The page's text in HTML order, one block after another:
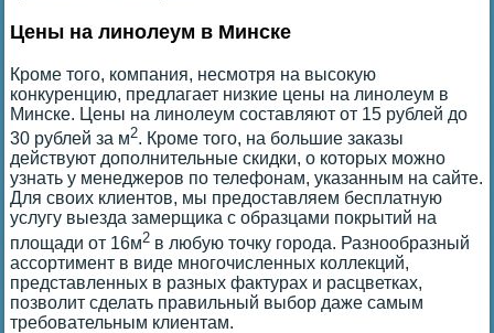
Цены на линолеум в Минске
Кроме того, компания, несмотря на высокую
конкуренцию, предлагает низкие цены на линолеум в
Минске. Цены на линолеум составляют от 15 рублей до
30 рублей за м2. Кроме того, на большие заказы
действуют дополнительные скидки, о которых можно
узнать у менеджеров по телефонам, указанным на сайте.
Для своих клиентов, мы предоставляем бесплатную
услугу выезда замерщика с образцами покрытий на
площади от 16м2 в любую точку города. Разнообразный
ассортимент в виде многочисленных коллекций,
представленных в разных фактурах и расцветках,
позволит сделать правильный выбор даже самым
требовательным клиентам.